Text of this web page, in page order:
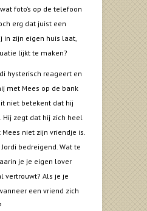
foto’s op de telefoon
erg dat juist een
in zijn eigen huis laat,
lijkt te maken?
hysterisch reageert en
met Mees op de bank
niet betekent dat hij
Hij zegt dat hij zich heel
niet zijn vriendje is.
bedreigend. Wat te
je je eigen lover
vertrouwt? Als je je
een vriend zich